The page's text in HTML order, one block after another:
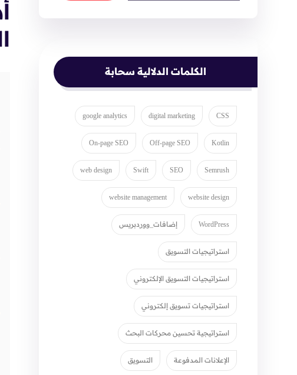
الكلمات الدلالية سحابة
CSS
digital marketing
google analytics
Kotlin
Off-page SEO
On-page SEO
Semrush
SEO
Swift
web design
website design
website management
WordPress إضافات_ووردبريس
استراتيجيات التسويق
استراتيجيات التسويق الإلكتروني
استراتيجيات تسويق إلكتروني
استراتيجية تحسين محركات البحث
الإعلانات المدفوعة التسويق